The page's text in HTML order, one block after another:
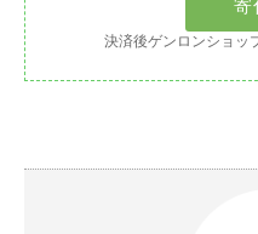
決済後ゲンロンショッ